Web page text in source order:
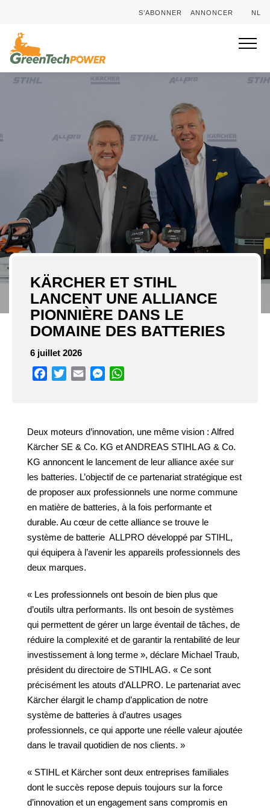
S’ABONNER ANNONCER NL
KÄRCHER ET STIHL
LANCENT UNE ALLIANCE
PIONNIÈRE DANS LE
DOMAINE DES BATTERIES
6 juillet 2026
Facebook
TwitterEmail Messenger
Deux moteurs d’innovation, une même vision : Alfred
Kärcher SE & Co. KG et ANDREAS STIHL AG & Co.
KG annoncent le lancement de leur alliance axée sur
les batteries. L’objectif de ce partenariat stratégique est
de proposer aux professionnels une norme commune
en matière de batteries, à la fois performante et
durable. Au cœur de cette alliance se trouve le
système de batterie ​ ALLPRO développé par STIHL,
qui équipera à l’avenir les appareils professionnels des
deux marques.
« Les professionnels ont besoin de bien plus que
d’outils ultra performants. Ils ont besoin de systèmes
qui permettent de gérer un large éventail de tâches, de
réduire la complexité et de garantir la rentabilité de leur
investissement à long terme », déclare Michael Traub,
président du directoire de STIHL AG. « Ce sont
précisément les atouts d’ALLPRO. Le partenariat avec
Kärcher élargit le champ d’application de notre
système de batteries à d’autres usages
professionnels, ce qui apporte une réelle valeur ajoutée
dans le travail quotidien de nos clients. »
« STIHL et Kärcher sont deux entreprises familiales
dont le succès repose depuis toujours sur la force
d’innovation et un engagement sans compromis en